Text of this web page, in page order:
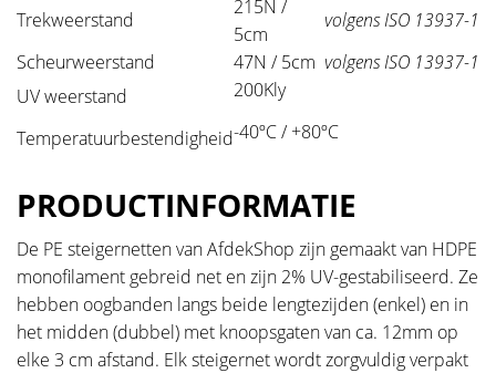
Trekweerstand
215N /
5cm
volgens ISO 13937-1
Scheurweerstand
47N / 5cm volgens ISO 13937-1
UV weerstand
200Kly
Temperatuurbestendigheid-40ºC / +80ºC
PRODUCTINFORMATIE
De PE steigernetten van AfdekShop zijn gemaakt van HDPE
monofilament gebreid net en zijn 2% UV-gestabiliseerd. Ze
hebben oogbanden langs beide lengtezijden (enkel) en in
het midden (dubbel) met knoopsgaten van ca. 12mm op
elke 3 cm afstand. Elk steigernet wordt zorgvuldig verpakt